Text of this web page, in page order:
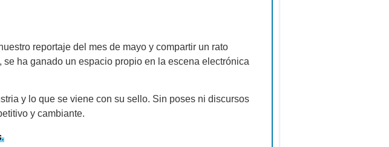
reportaje del mes de mayo y compartir un rato
ha ganado un espacio propio en la escena electrónica
y lo que se viene con su sello. Sin poses ni discursos
y cambiante.
.